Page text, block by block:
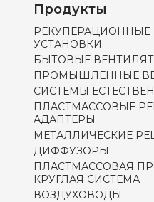
Продукты
УСТАНОВКИ
БЫТОВЫЕ
ПРОМЫШЛЕННЫЕ
СИСТЕМЫ
ПЛАСТМАССОВЫЕ
АДАПТЕРЫ
МЕТАЛЛИЧЕСКИЕ
ДИФФУЗОРЫ
ПЛАСТМАССОВАЯ
КРУГЛАЯ СИСТЕМА
ВОЗДУХОВОДЫ